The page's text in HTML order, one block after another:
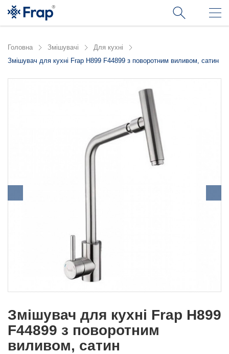
Головна Змішувачі
Для кухні
Змішувач для кухні Frap H899 F44899 з поворотним виливом, сатин
Змішувач для кухні Frap H899
F44899 з поворотним
виливом, сатин